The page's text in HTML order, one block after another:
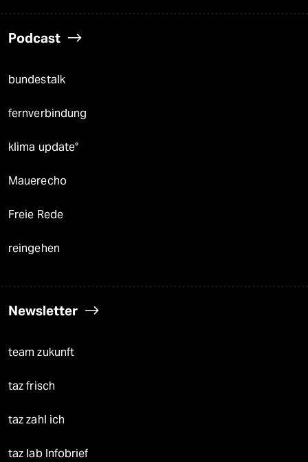
Podcast
bundestalk
fernverbindung
klima update°
Mauerecho
Freie Rede
reingehen
Newsletter
team zukunft
taz frisch
taz zahl ich
taz lab Infobrief